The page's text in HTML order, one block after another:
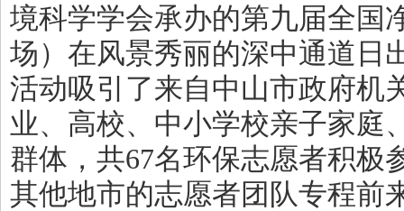
境科学学会承办的第九届全国
场）在风景秀丽的深中通道日
活动吸引了来自中山市政府机
业、高校、中小学校亲子家庭
群体，共67名环保志愿者积极
其他地市的志愿者团队专程前